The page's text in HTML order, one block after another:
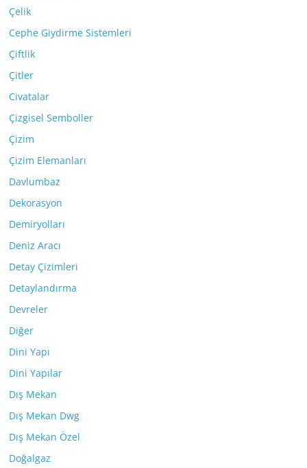
Çelik
Cephe Giydirme Sistemleri
Çiftlik
Çitler
Civatalar
Çizgisel Semboller
Çizim
Çizim Elemanları
Davlumbaz
Dekorasyon
Demiryolları
Deniz Aracı
Detay Çizimleri
Detaylandırma
Devreler
Diğer
Dini Yapı
Dini Yapılar
Dış Mekan
Dış Mekan Dwg
Dış Mekan Özel
Doğalgaz